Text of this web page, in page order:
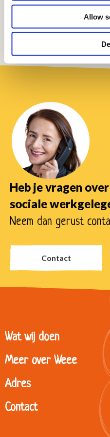
Allow
Heb je vragen
sociale
Neem dan gerust
Contact
Site
footer
Wat wij doen
Meer over Weee
Adres
Contact